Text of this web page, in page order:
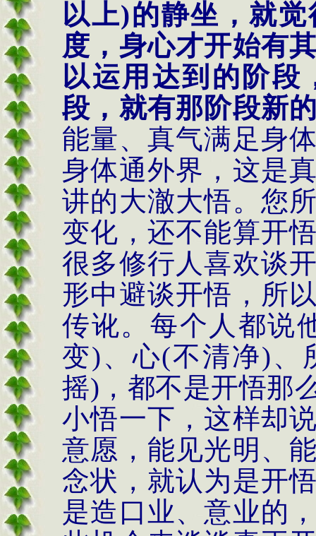
以上)的静坐，就
度，身心才开始有
以运用达到的阶段
段，就有那阶段新
能量、真气满足身
身体通外界，这是
讲的大澈大悟。您
变化，还不能算开
很多修行人喜欢谈
形中避谈开悟，所
传讹。每个人都说
变)、心(不清净)、
摇) ，都不是开悟那
小悟一下，这样却
意愿，能见光明、
念状，就认为是开
是造口业、意业的